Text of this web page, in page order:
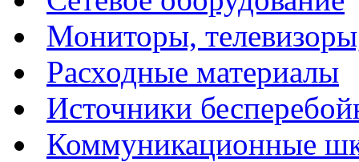
Мониторы,
Расходные материалы
Источники
Коммуникационные